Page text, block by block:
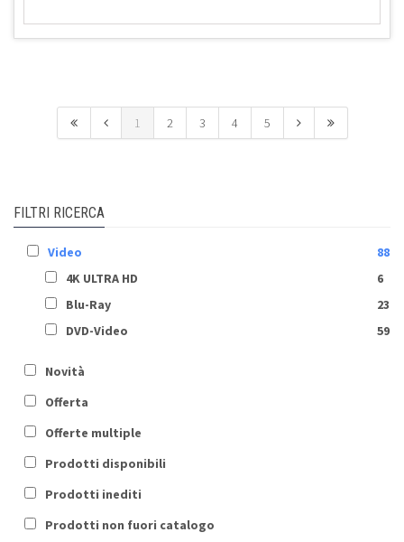
1 2 3 4 5
FILTRI RICERCA
Video
88
4K ULTRA HD
6
Blu-Ray
23
DVD-Video
59
Novità
Offerta
Offerte multiple
Prodotti disponibili
Prodotti inediti
Prodotti non fuori catalogo